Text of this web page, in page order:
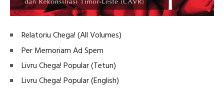
Relatoriu Chega! (All Volumes)
Per Memoriam Ad Spem
Livru Chega! Popular (Tetun)
Livru Chega! Popular (English)